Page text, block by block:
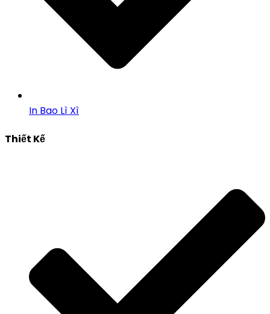
In Bao Lì Xì
Thiết Kế